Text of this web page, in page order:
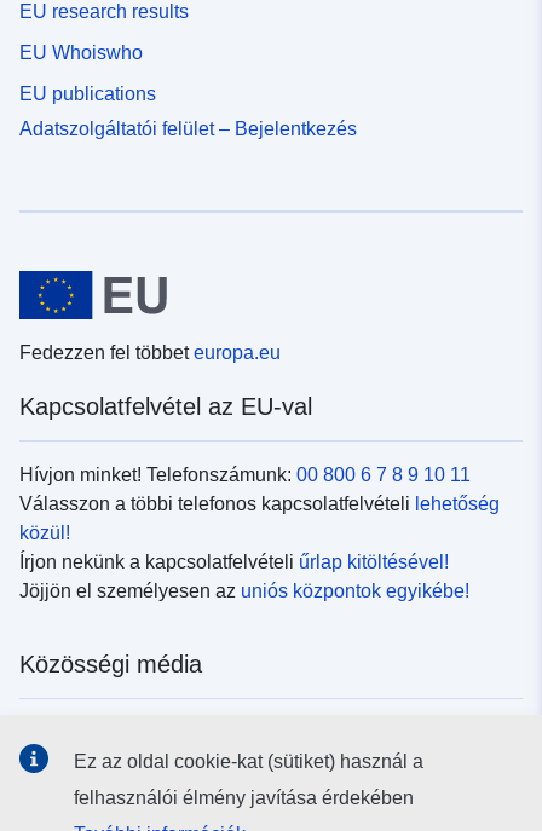
EU research results
EU Whoiswho
EU publications
Adatszolgáltatói felület – Bejelentkezés
Fedezzen fel többeteuropa.eu
Kapcsolatfelvétel az EU-val
Hívjon minket! Telefonszámunk: 00 800 6 7 8 9 10 11
Válasszon a többi telefonos kapcsolatfelvételi lehetőség
közül!
Írjon nekünk a kapcsolatfelvételi űrlap kitöltésével!
Jöjjön el személyesen az uniós központok egyikébe!
Közösségi média
Uniós intézmények és szervek
Ez az oldal cookie-kat (sütiket) használ a
felhasználói élmény javítása érdekében